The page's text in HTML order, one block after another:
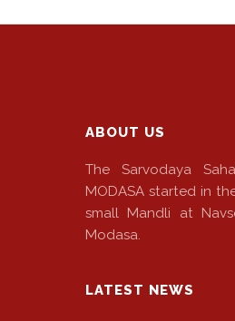
ABOUT US
The Sarvodaya
MODASA started in
small Mandli at
Modasa.
LATEST NEWS